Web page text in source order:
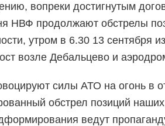
вопреки достигнутым
НВФ продолжают обстрелы
утром в 6.30 13 сентября
возле Дебальцево и
силы АТО на огонь в
обстрел позиций
ведут